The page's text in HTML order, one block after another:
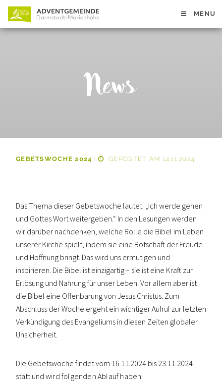
MENU
News
GEBETSWOCHE 2024 | GEPOSTET AM 14.11.2024
Das Thema dieser Gebetswoche lautet: „Ich werde gehen
und Gottes Wort weitergeben.“ In den Lesungen werden
wir darüber nachdenken, welche Rolle die Bibel im Leben
unserer Kirche spielt, indem sie eine Botschaft der Freude
und Hoffnung bringt. Das wird uns ermutigen und
inspirieren. Die Bibel ist einzigartig – sie ist eine Kraft zur
Erlösung und Nahrung für unser Leben. Vor allem aber ist
die Bibel eine Offenbarung von Jesus Christus. Zum
Abschluss der Woche ergeht ein wichtiger Aufruf zur letzten
Verkündigung des Evangeliums in diesen Zeiten globaler
Unsicherheit.
Die Gebetswoche findet vom 16.11.2024 bis 23.11.2024
statt und wird folgenden Ablauf haben: